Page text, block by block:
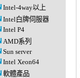
Intel-4way以上
Intel白牌伺服器
Intel P4
AMD系列
Sun server
Intel Xeon64
軟體產品